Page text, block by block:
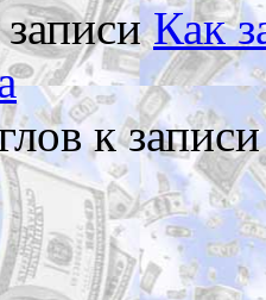
Как
к